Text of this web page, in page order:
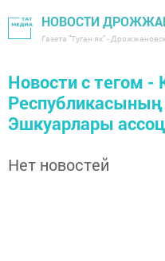
НОВОСТИ
Газета "Туган як" -
Новости с тегом
Республикасының
Эшкуарлары
Нет новостей